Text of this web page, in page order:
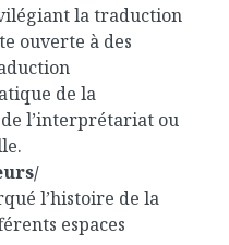
la traduction
ouverte à des
de la
l’interprétariat ou
l’histoire de la
espaces